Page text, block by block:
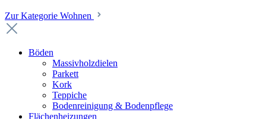
Zur Kategorie Wohnen
Böden
Massivholzdielen
Parkett
Kork
Teppiche
Bodenreinigung & Bodenpflege
Flächenheizungen